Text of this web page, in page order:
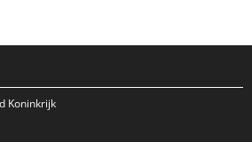
Koninkrijk